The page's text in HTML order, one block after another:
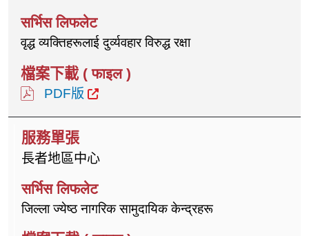
वृद्ध व्यक्तिहरूलाई दुर्व्यवहार विरुद्ध रक्षा
PDF版
長者地區中心
जिल्ला ज्येष्ठ नागरिक सामुदायिक केन्द्रहरू